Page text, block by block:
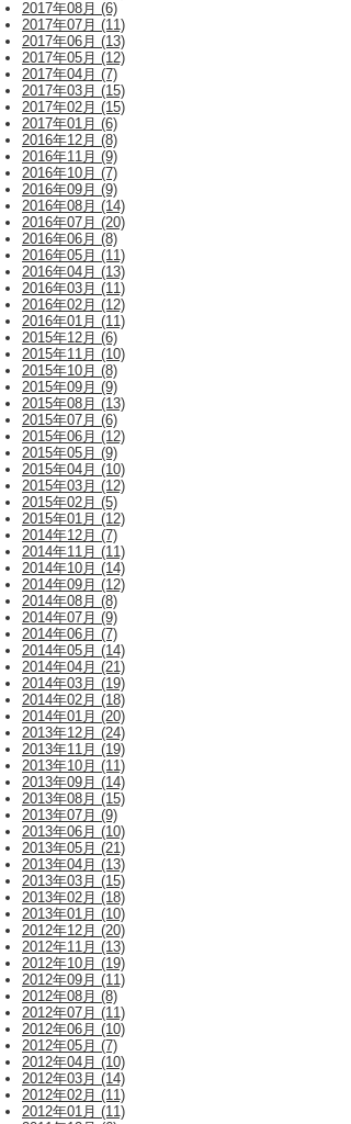
2017年08月 (6)
2017年07月 (11)
2017年06月 (13)
2017年05月 (12)
2017年04月 (7)
2017年03月 (15)
2017年02月 (15)
2017年01月 (6)
2016年12月 (8)
2016年11月 (9)
2016年10月 (7)
2016年09月 (9)
2016年08月 (14)
2016年07月 (20)
2016年06月 (8)
2016年05月 (11)
2016年04月 (13)
2016年03月 (11)
2016年02月 (12)
2016年01月 (11)
2015年12月 (6)
2015年11月 (10)
2015年10月 (8)
2015年09月 (9)
2015年08月 (13)
2015年07月 (6)
2015年06月 (12)
2015年05月 (9)
2015年04月 (10)
2015年03月 (12)
2015年02月 (5)
2015年01月 (12)
2014年12月 (7)
2014年11月 (11)
2014年10月 (14)
2014年09月 (12)
2014年08月 (8)
2014年07月 (9)
2014年06月 (7)
2014年05月 (14)
2014年04月 (21)
2014年03月 (19)
2014年02月 (18)
2014年01月 (20)
2013年12月 (24)
2013年11月 (19)
2013年10月 (11)
2013年09月 (14)
2013年08月 (15)
2013年07月 (9)
2013年06月 (10)
2013年05月 (21)
2013年04月 (13)
2013年03月 (15)
2013年02月 (18)
2013年01月 (10)
2012年12月 (20)
2012年11月 (13)
2012年10月 (19)
2012年09月 (11)
2012年08月 (8)
2012年07月 (11)
2012年06月 (10)
2012年05月 (7)
2012年04月 (10)
2012年03月 (14)
2012年02月 (11)
2012年01月 (11)